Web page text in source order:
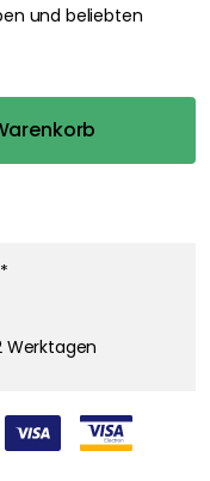
und beliebten
Werktagen